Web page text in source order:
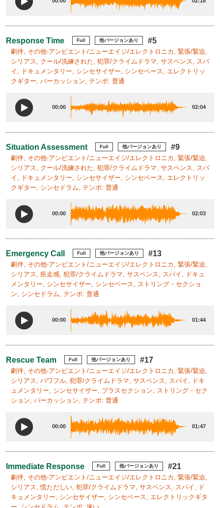
Response Time Full 他バージョンあり #5
劇伴, その他-アンビエント/ニューエイジ/エレクトロニカ, 緊張/緊迫,
シリアス, クール/洗練された, 犯罪/クライムドラマ, サスペンス, スパ
イ, ドキュメンタリー, シンセサイザー, シンセベース, エレクトリッ
クギター, パーカッション, テンポ: 普通
00:00 02:04
Situation Assessment Full 他バージョンあり #9
劇伴, その他-アンビエント/ニューエイジ/エレクトロニカ, 緊張/緊迫,
シリアス, クール/洗練された, 犯罪/クライムドラマ, サスペンス, スパ
イ, ドキュメンタリー, シンセサイザー, シンセベース, エレクトリッ
クギター, シンセドラム, テンポ: 普通
00:00 02:03
Emergency Call Full 他バージョンあり #13
劇伴, その他-アンビエント/ニューエイジ/エレクトロニカ, 緊張/緊迫,
シリアス, 疾走感, 犯罪/クライムドラマ, サスペンス, スパイ, ドキュ
メンタリー, シンセサイザー, シンセベース, ストリング・セクショ
ン, シンセドラム, テンポ: 普通
00:00 01:44
Rescue Team Full 他バージョンあり #17
劇伴, その他-アンビエント/ニューエイジ/エレクトロニカ, 緊張/緊迫,
シリアス, パワフル, 犯罪/クライムドラマ, サスペンス, スパイ, ドキ
ュメンタリー, シンセサイザー, ブラスセクション, ストリング・セク
ション, パーカッション, テンポ: 普通
00:00 01:47
Immediate Response Full 他バージョンあり #21
劇伴, その他-アンビエント/ニューエイジ/エレクトロニカ, 緊張/緊迫,
シリアス, 慌ただしい, 犯罪/クライムドラマ, サスペンス, スパイ, ド
キュメンタリー, シンセサイザー, シンセベース, エレクトリックギタ